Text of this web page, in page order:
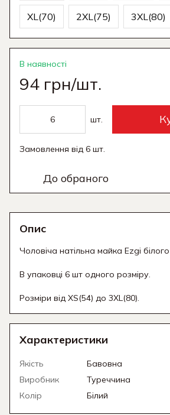
XL(70) 2XL(75) 3XL(80)
В наявності
94 грн/шт.
шт.
Замовлення від 6 шт.
До обраного
Опис
Чоловіча натільна майка Ezgi
В упаковці 6 шт одного розміру.
Розміри від XS(54) до 3XL(80).
Характеристики
Якість
Бавовна
Виробник
Туреччина
Колір
Білий